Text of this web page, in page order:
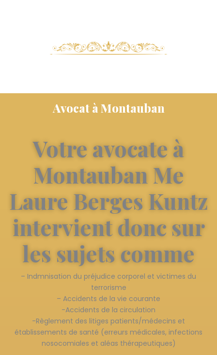
Avocat à Montauban
Votre avocate à
Montauban Me
Laure Berges Kuntz
intervient donc sur
les sujets comme
– Indmnisation du préjudice corporel et victimes du
terrorisme
– Accidents de la vie courante
-Accidents de la circulation
-Règlement des litiges patients/médecins et
établissements de santé (erreurs médicales, infections
nosocomiales et aléas thérapeutiques)